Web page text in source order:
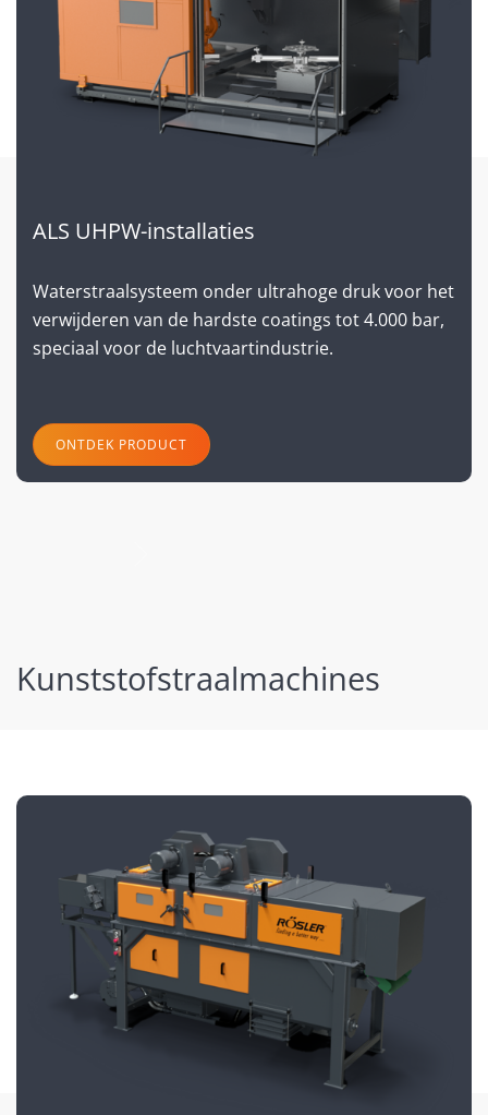
ALS UHPW-installaties
Waterstraalsysteem onder ultrahoge druk voor het
verwijderen van de hardste coatings tot 4.000 bar,
speciaal voor de luchtvaartindustrie.
ONTDEK PRODUCT
Kunststofstraalmachines